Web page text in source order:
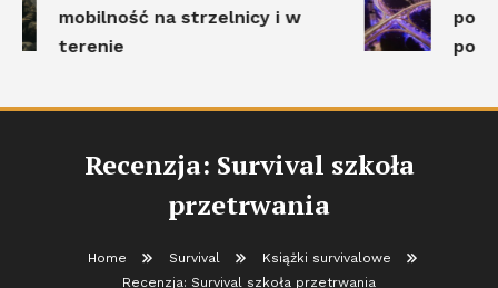
mobilność na strzelnicy i w
terenie
Recenzja: Survival szkoła
przetrwania
Home Survival
Książki survivalowe
Recenzja: Survival szkoła przetrwania